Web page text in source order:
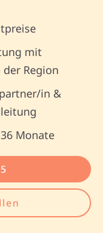
mit
Region
in &
Monate